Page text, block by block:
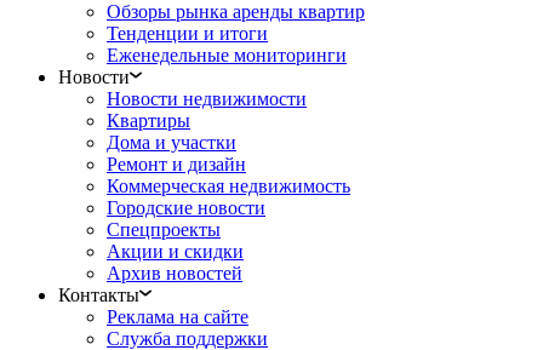
Обзоры рынка аренды квартир
Тенденции и итоги
Еженедельные мониторинги
Новости
Новости недвижимости
Квартиры
Дома и участки
Ремонт и дизайн
Коммерческая недвижимость
Городские новости
Спецпроекты
Акции и скидки
Архив новостей
Контакты
Реклама на сайте
Служба поддержки